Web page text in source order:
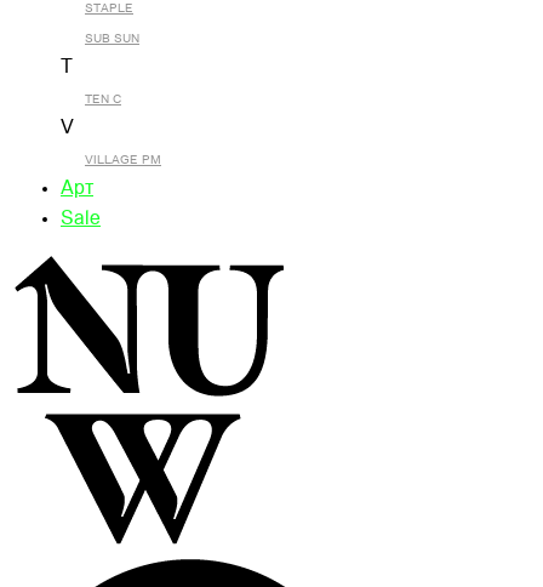
STAPLE
SUB SUN
TEN C
V
VILLAGE PM
Арт
Sale